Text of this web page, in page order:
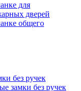
для
дверей
общего
без ручек
замки без ручек